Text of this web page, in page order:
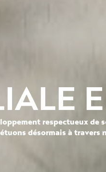
respectueux de
désormais à